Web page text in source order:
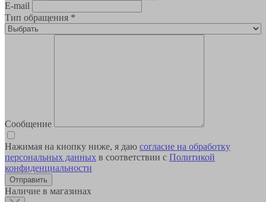
E-mail
Тип обращения *
Сообщение
Нажимая на кнопку ниже, я даю согласие на обработку
персональных данных в соответствии с Политикой
конфиденциальности
Наличие в магазинах